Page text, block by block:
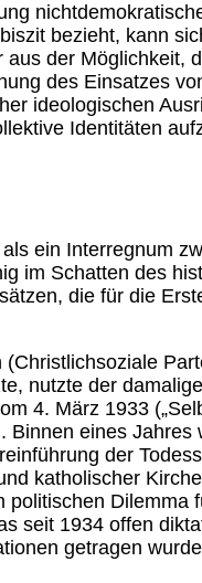
bezieht, kann
der Möglichkeit,
des Einsatzes
ideologischen
Identitäten
ein Interregnum
im Schatten des
die für die
nutzte der
4. März 1933
eines Jahres
der
katholischer
Dilemma
seit 1934 offen
getragen